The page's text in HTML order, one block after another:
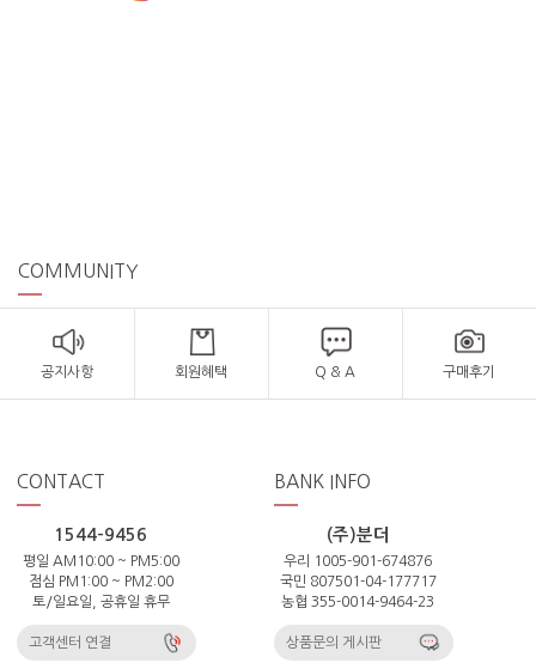
COMMUNITY
공지사항 회원혜택 Q & A 구매후기
CONTACT
1544-9456
평일 AM10:00 ~ PM5:00
점심 PM1:00 ~ PM2:00
토/일요일, 공휴일 휴무
고객센터 연결
BANK INFO
(주)분더
우리 1005-901-674876
국민 807501-04-177717
농협 355-0014-9464-23
상품문의 게시판